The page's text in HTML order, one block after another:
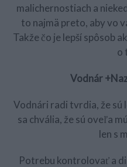
malichernostiach a
to najmä preto, aby vo
Takže čo je lepší spôsob
o
Vodnár
Vodnári radi tvrdia, že sú
sa chvália, že sú oveľa
len s
Potrebu kontrolovať a